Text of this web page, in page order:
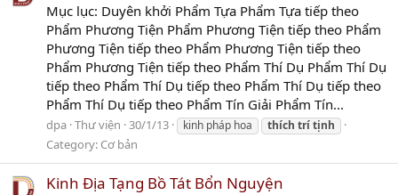
Mục lục: Duyên khởi Phẩm Tựa Phẩm Tựa tiếp theo
Phẩm Phương Tiện Phẩm Phương Tiện tiếp theo Phẩm
Phương Tiện tiếp theo Phẩm Phương Tiện tiếp theo
Phẩm Phương Tiện tiếp theo Phẩm Thí Dụ Phẩm Thí Dụ
tiếp theo Phẩm Thí Dụ tiếp theo Phẩm Thí Dụ tiếp theo
Phẩm Thí Dụ tiếp theo Phẩm Tín Giải Phẩm Tín...
dpa Thư viện 30/1/13 kinh pháp hoa thích trítịnh
Category: Cơ bản
Kinh Địa Tạng Bồ Tát Bổn Nguyện